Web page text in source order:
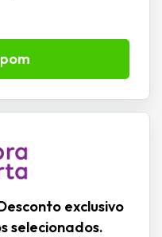
exclusivo
selecionados.